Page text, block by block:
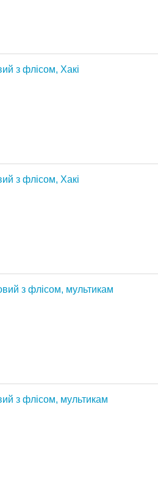
з флісом, Хакі
з флісом, Хакі
з флісом, мультикам
з флісом, мультикам